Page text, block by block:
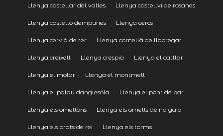
Llenya castellar del valles Llenya castellví de rosanes
Llenya castelló dempúries Llenya cercs
Llenya cervià de ter Llenya cornellà de llobregat
Llenya creixell Llenya crespià Llenya el catllar
Llenya el molar Llenya el montmell
Llenya el palau danglesola Llenya el pont de bar
Llenya els omellons Llenya els omells de na gaia
Llenya els prats de rei Llenya els torms